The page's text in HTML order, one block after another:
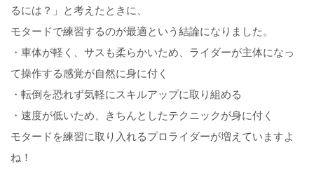
るには？」と考えたときに、
モタードで練習するのが最適という結論になりました。
・車体が軽く、サスも柔らかいため、ライダーが主体になっ
て操作する感覚が自然に身に付く
・転倒を恐れず気軽にスキルアップに取り組める
・速度が低いため、きちんとしたテクニックが身に付く
モタードを練習に取り入れるプロライダーが増えていますよ
ね！